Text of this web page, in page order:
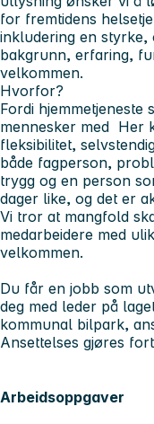
for fremtidens
inkludering en styrke,
bakgrunn, erfaring,
velkommen.
Hvorfor?
Fordi
mennesker med Her
fleksibilitet,
både fagperson,
trygg og en person
dager like, og det er
Vi tror at mangfold
medarbeidere med
velkommen.
Du får en jobb som
deg med leder på
kommunal bilpark,
Ansettelses gjøres
Arbeidsoppgaver